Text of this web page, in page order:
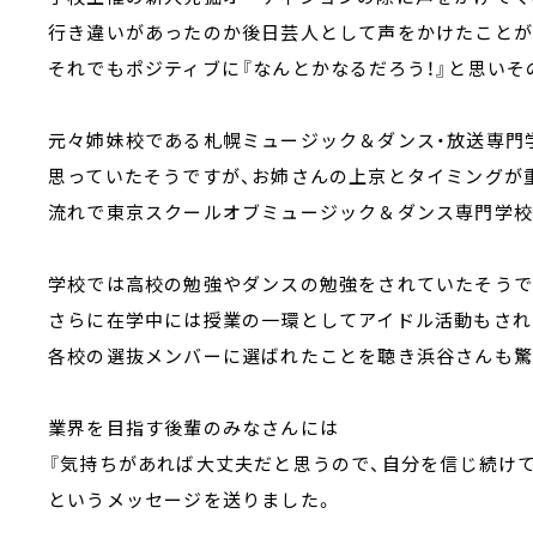
行き違いがあったのか後日芸人として声をかけたことが
それでもポジティブに『なんとかなるだろう！』と思い
元々姉妹校である札幌ミュージック＆ダンス・放送専門
思っていたそうですが、お姉さんの上京とタイミングが
流れで東京スクールオブミュージック＆ダンス専門学
学校では高校の勉強やダンスの勉強をされていたそうで
さらに在学中には授業の一環としてアイドル活動もされ
各校の選抜メンバーに選ばれたことを聴き浜谷さんも
業界を目指す後輩のみなさんには
『気持ちがあれば大丈夫だと思うので、自分を信じ続け
というメッセージを送りました。